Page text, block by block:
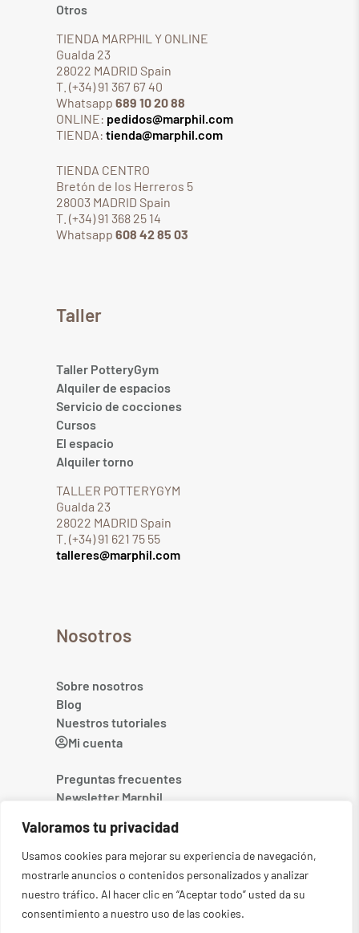
Valoramos tu privacidad
Usamos cookies para mejorar su experiencia de navegación,
mostrarle anuncios o contenidos personalizados y analizar
nuestro tráfico. Al hacer clic en “Aceptar todo” usted da su
consentimiento a nuestro uso de las cookies.
Otros
TIENDA MARPHIL Y ONLINE
Gualda 23
28022 MADRID Spain
T. (+34) 91 367 67 40
Whatsapp 689 10 20 88
ONLINE: pedidos@marphil.com
TIENDA: tienda@marphil.com
TIENDA CENTRO
Bretón de los Herreros 5
28003 MADRID Spain
T. (+34) 91 368 25 14
Whatsapp 608 42 85 03
Taller
Taller PotteryGym
Alquiler de espacios
Servicio de cocciones
Cursos
El espacio
Alquiler torno
TALLER POTTERYGYM
Gualda 23
28022 MADRID Spain
T. (+34) 91 621 75 55
talleres@marphil.com
Nosotros
Sobre nosotros
Blog
Nuestros tutoriales
Mi cuenta
Preguntas frecuentes
Newsletter Marphil
©2026MARPHIL. Todos los derechos reservados